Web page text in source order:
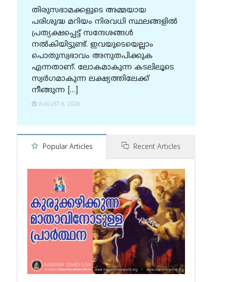
തിരുസഭാമക്കളുടെ അമ്മയായ
പരിശുദ്ധ മറിയം നിരവധി സ്ഥലങ്ങളിൽ
പ്രത്യക്ഷപ്പെട്ട് സന്ദേശങ്ങൾ
നൽകിയിട്ടുണ്ട്. ഇവയുടെയെല്ലാം
പൊതുസ്വഭാവം അനുതപിക്കുക
എന്നതാണ്. ലോകമാകുന്ന കടലിലൂടെ
സ്വർഗമാകുന്ന ലക്ഷ്യത്തിലേക്ക്
നീങ്ങുന്ന […]
AUGUST 6, 2026
Popular Articles Recent Articles